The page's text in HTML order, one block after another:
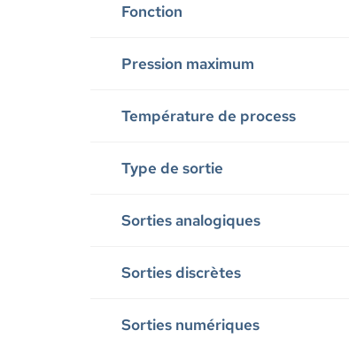
Fonction
Pression maximum
Température de process
Type de sortie
Sorties analogiques
Sorties discrètes
Sorties numériques